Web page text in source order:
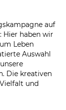
auf
Hier haben wir
Leben
Auswahl
Die kreativen
und